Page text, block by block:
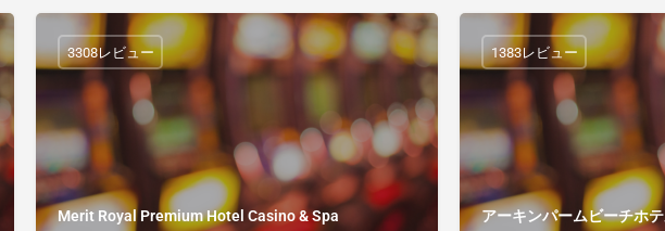
Merit Royal Premium Hotel Casino & Spa
3308レビュー
アーキンパームビーチホ
1383レビュー